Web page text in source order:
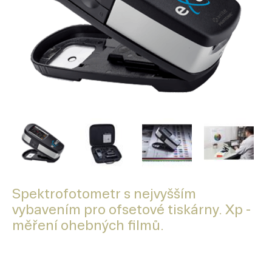
Spektrofotometr s nejvyšším
vybavením pro ofsetové tiskárny. Xp -
měření ohebných filmů.